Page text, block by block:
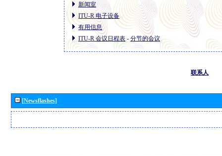
新闻室
ITU-R 电子设备
有用信息
ITU-R 会议日程表 - 分节的会议
联系人
[Newsflashes]